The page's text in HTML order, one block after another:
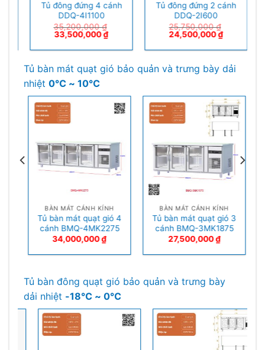
Tủ đông đứng 4 cánh
DDQ-4I1100
35,200,000₫
33,500,000₫
Tủ đông đứng 2 cánh
DDQ-2I600
25,750,000₫
24,500,000₫
Tủ bàn mát quạt gió bảo quản và trưng bày dải
nhiệt 0℃ ~ 10℃
BÀN MÁT CÁNH KÍNH
Tủ bàn mát quạt gió 4
cánh BMQ-4MK2275
34,000,000₫
BÀN MÁT CÁNH KÍNH
Tủ bàn mát quạt gió 3
cánh BMQ-3MK1875
27,500,000₫
Tủ bàn đông quạt gió bảo quản và trưng bày
dải nhiệt -18℃ ~ 0℃